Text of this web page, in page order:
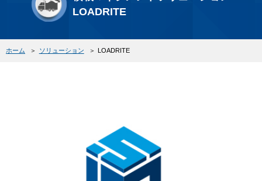
LOADRITE
ホーム ソリューション LOADRITE